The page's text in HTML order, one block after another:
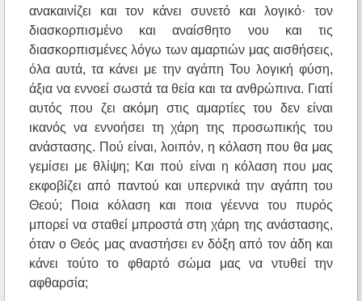
ανακαινίζει και τον κάνει συνετό και λογικό· τον
διασκορπισμένο και αναίσθητο νου και τις
διασκορπισμένες λόγω των αμαρτιών μας αισθήσεις,
όλα αυτά, τα κάνει με την αγάπη Του λογική φύση,
άξια να εννοεί σωστά τα θεία και τα ανθρώπινα. Γιατί
αυτός που ζει ακόμη στις αμαρτίες του δεν είναι
ικανός να εννοήσει τη χάρη της προσωπικής του
ανάστασης. Πού είναι, λοιπόν, η κόλαση που θα μας
γεμίσει με θλίψη; Και πού είναι η κόλαση που μας
εκφοβίζει από παντού και υπερνικά την αγάπη του
Θεού; Ποια κόλαση και ποια γέεννα του πυρός
μπορεί να σταθεί μπροστά στη χάρη της ανάστασης,
όταν ο Θεός μας αναστήσει εν δόξη από τον άδη και
κάνει τούτο το φθαρτό σώμα μας να ντυθεί την
αφθαρσία;